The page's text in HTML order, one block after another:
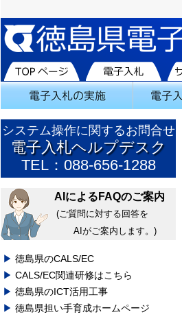
システム操作に関するお問合せ
電子入札ヘルプデスク
TEL：088-656-1288
AIによるFAQのご案内
(ご質問に対する回答を
AIがご案内します。)
徳島県のCALS/EC
CALS/EC関連研修はこちら
徳島県のICT活用工事
徳島県担い手育成ホームページ